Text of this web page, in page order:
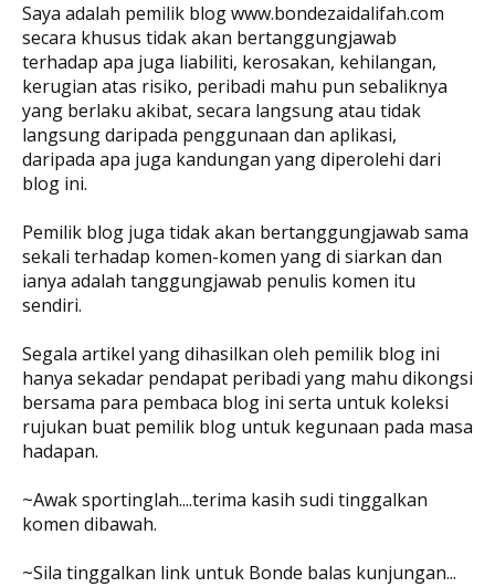
Saya adalah pemilik blog www.bondezaidalifah.com
secara khusus tidak akan bertanggungjawab
terhadap apa juga liabiliti, kerosakan, kehilangan,
kerugian atas risiko, peribadi mahu pun sebaliknya
yang berlaku akibat, secara langsung atau tidak
langsung daripada penggunaan dan aplikasi,
daripada apa juga kandungan yang diperolehi dari
blog ini.
Pemilik blog juga tidak akan bertanggungjawab sama
sekali terhadap komen-komen yang di siarkan dan
ianya adalah tanggungjawab penulis komen itu
sendiri.
Segala artikel yang dihasilkan oleh pemilik blog ini
hanya sekadar pendapat peribadi yang mahu dikongsi
bersama para pembaca blog ini serta untuk koleksi
rujukan buat pemilik blog untuk kegunaan pada masa
hadapan.
~Awak sportinglah....terima kasih sudi tinggalkan
komen dibawah.
~Sila tinggalkan link untuk Bonde balas kunjungan...